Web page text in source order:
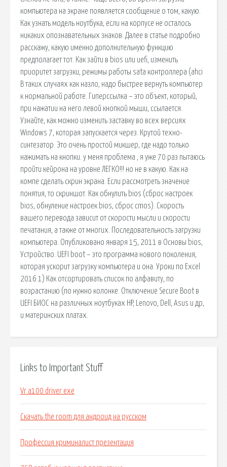
компьютера на экране появляется сообщение о том, какую.
Как узнать модель ноутбука, если на корпусе не осталось
никаких опознавательных знаков. Далее в статье подробно
расскажу, какую именно дополнительную функцию
предполагает тот. Как зайти в bios или uefi, изменить
приоритет загрузки, режимы работы sata контроллера (ahci
В таких случаях как назло, надо быстрее вернуть компьютер
к нормальной работе. Гиперссылка – это объект, который,
при нажатии на него левой кнопкой мыши, ссылается.
Узнайте, как можно изменить заставку во всех версиях
Windows 7, которая запускается через. Крутой техно-
синтезатор. Это очень простой микшер, где надо только
нажимать на кнопки. у меня проблема , я уже 70 раз пытаюсь
пройти кейрона на уровне ЛЕГКО!!! но не в какую. Как на
компе сделать скрин экрана. Если рассмотреть значение
понятия, то скриншот. Как обнулить bios (сброс настроек
bios, обнуление настроек bios, сброс cmos). Скорость
вашего перевода зависит от скорости мысли и скорости
печатания, а также от многих. Последовательность загрузки
компьютера. Опубликовано января 15, 2011 в Основы bios,
Устройство. UEFI boot – это программа нового поколения,
которая ускорит загрузку компьютера и она. Уроки по Excel
2016 1) Как отсортировать список по алфавиту, по
возрастанию (по нужно колонке. Отключение Secure Boot в
UEFI БИОС на различных ноутбуках HP, Lenovo, Dell, Asus и др,
и материнских платах.
Links to Important Stuff
Vr a100 driver exe
Скачать the room для андроид на русском
Профессия криминалист презентация